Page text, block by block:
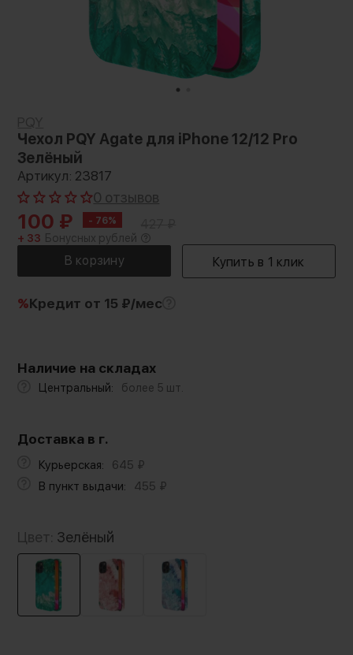
Чехол PQY Agate для iPhone 12/12 Pro
Зелёный
Артикул: 23817
0 отзывов
100 ₽ - 76%
+ 33 Бонусных рублей
%Кредит от 15 ₽/мес
Наличие на складах
Центральный: более 5 шт.
Доставка в г.
Курьерская: 645 ₽
В пункт выдачи:
455 ₽
Цвет: Зелёный